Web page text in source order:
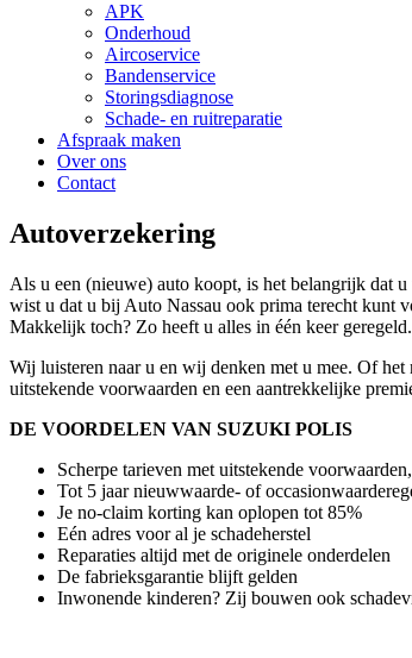
APK
Onderhoud
Aircoservice
Bandenservice
Storingsdiagnose
Schade- en ruitreparatie
Afspraak maken
Over ons
Contact
Autoverzekering
Als u een (nieuwe) auto koopt, is het belangrijk dat
wist u dat u bij Auto Nassau ook prima terecht kunt
Makkelijk toch? Zo heeft u alles in één keer geregeld.
Wij luisteren naar u en wij denken met u mee. Of
uitstekende voorwaarden en een aantrekkelijke
DE VOORDELEN VAN SUZUKI POLIS
Scherpe tarieven met uitstekende
Tot 5 jaar nieuwwaarde- of
Je no-claim korting kan oplopen tot 85%
Eén adres voor al je schadeherstel
Reparaties altijd met de originele onderdelen
De fabrieksgarantie blijft gelden
Inwonende kinderen? Zij bouwen ook